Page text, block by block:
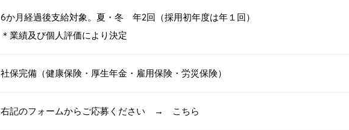
6か月経過後支給対象。夏・冬 年2回（採用初年度は年１回）
＊業績及び個人評価により決定
社保完備（健康保険・厚生年金・雇用保険・労災保険）
右記のフォームからご応募ください → こちら